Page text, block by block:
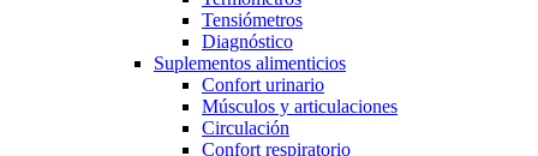
Tensiómetros
Diagnóstico
Suplementos alimenticios
Confort urinario
Músculos y articulaciones
Circulación
Confort respiratorio